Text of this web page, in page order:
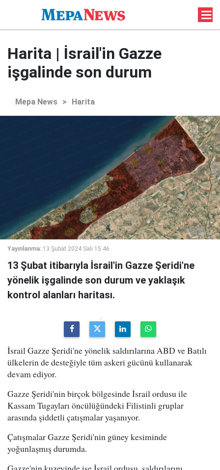
Harita | İsrail'in Gazze
işgalinde son durum
Mepa News > Harita
Yayınlanma: 13 Şubat 2024 Salı 15:46
13 Şubat itibarıyla İsrail'in Gazze Şeridi'ne
yönelik işgalinde son durum ve yaklaşık
kontrol alanları haritası.
İsrail Gazze Şeridi'ne yönelik saldırılarına ABD ve Batılı
ülkelerin de desteğiyle tüm askeri gücünü kullanarak
devam ediyor.
Gazze Şeridi'nin birçok bölgesinde İsrail ordusu ile
Kassam Tugayları öncülüğündeki Filistinli gruplar
arasında şiddetli çatışmalar yaşanıyor.
Çatışmalar Gazze Şeridi'nin güney kesiminde
yoğunlaşmış durumda.